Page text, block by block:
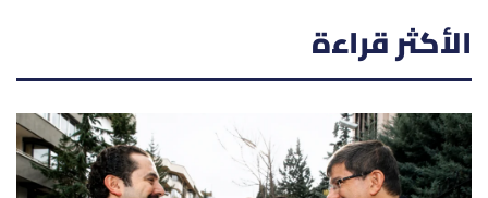
الأكثر قراءة